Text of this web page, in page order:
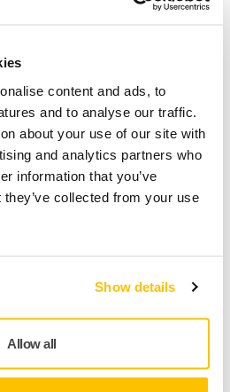
content and ads, to
and to analyse our traffic.
about your use of our site with
and analytics partners who
information that you’ve
collected from your use
Show details
Allow all
på www.mirka.com/sv-
en-vara/
specifikation